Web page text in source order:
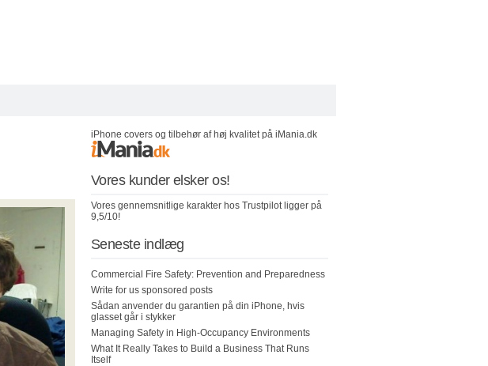
iPhone covers og tilbehør af høj kvalitet på iMania.dk
Vores kunder elsker os!
Vores gennemsnitlige karakter hos Trustpilot ligger på
9,5/10!
Seneste indlæg
Commercial Fire Safety: Prevention and Preparedness
Write for us sponsored posts
Sådan anvender du garantien på din iPhone, hvis
glasset går i stykker
Managing Safety in High-Occupancy Environments
What It Really Takes to Build a Business That Runs
Itself